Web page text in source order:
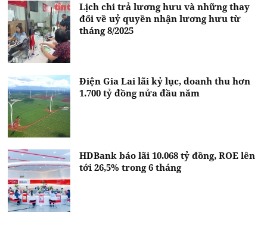
Lịch chi trả lương hưu và những thay
đổi về uỷ quyền nhận lương hưu từ
tháng 8/2025
Điện Gia Lai lãi kỷ lục, doanh thu hơn
1.700 tỷ đồng nửa đầu năm
HDBank báo lãi 10.068 tỷ đồng, ROE lên
tới 26,5% trong 6 tháng